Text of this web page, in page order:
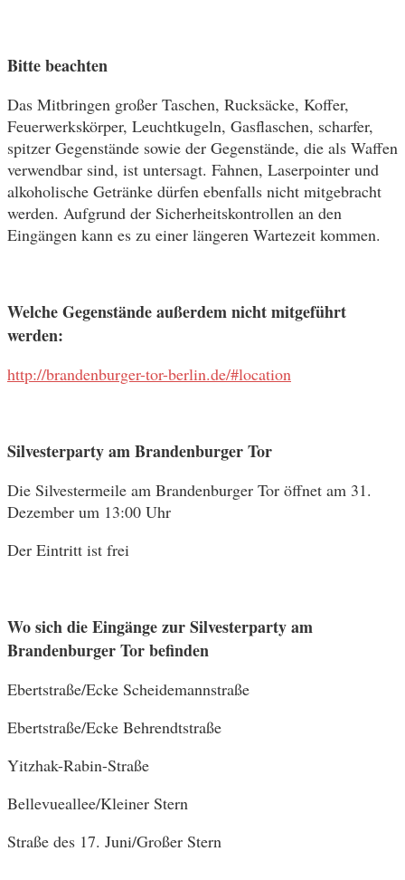
Bitte beachten
Das Mitbringen großer Taschen, Rucksäcke, Koffer,
Feuerwerkskörper, Leuchtkugeln, Gasflaschen, scharfer,
spitzer Gegenstände sowie der Gegenstände, die als Waffen
verwendbar sind, ist untersagt. Fahnen, Laserpointer und
alkoholische Getränke dürfen ebenfalls nicht mitgebracht
werden. Aufgrund der Sicherheitskontrollen an den
Eingängen kann es zu einer längeren Wartezeit kommen.
Welche Gegenstände außerdem nicht mitgeführt
werden:
http://brandenburger-tor-berlin.de/#location
Silvesterparty am Brandenburger Tor
Die Silvestermeile am Brandenburger Tor öffnet am 31.
Dezember um 13:00 Uhr
Der Eintritt ist frei
Wo sich die Eingänge zur Silvesterparty am
Brandenburger Tor befinden
Ebertstraße/Ecke Scheidemannstraße
Ebertstraße/Ecke Behrendtstraße
Yitzhak-Rabin-Straße
Bellevueallee/Kleiner Stern
Straße des 17. Juni/Großer Stern